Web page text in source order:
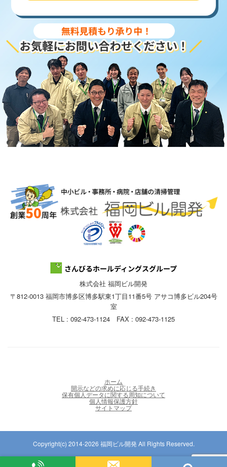
株式会社 福岡ビル開発
〒812-0013 福岡市博多区博多駅東1丁目11番5号 アサコ博多ビル204号
室
TEL : 092-473-1124 FAX : 092-473-1125
ホーム
開示などの求めに応じる手続き
保有個人データに関する周知について
個人情報保護方針
サイトマップ
Copyright(c) 2014-2026 福岡ビル開発 All Rights Reserved.